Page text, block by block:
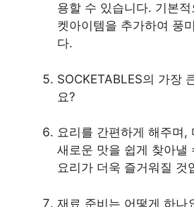
용할 수 있습니다. 기본
켓아이템을 추가하여 풍
다.
SOCKETABLES의 가장
요?
요리를 간편하게 해주며,
새로운 맛을 쉽게 찾아낼
요리가 더욱 즐거워질 것
재료 준비는 어떻게 하나